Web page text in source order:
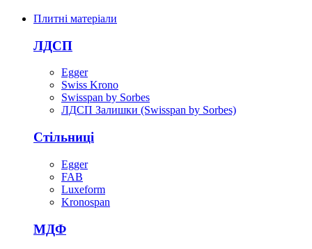
Плитні матеріали
ЛДСП
Egger
Swiss Krono
Swisspan by Sorbes
ЛДСП Залишки (Swisspan by Sorbes)
Стільниці
Egger
FAB
Luxeform
Kronospan
МДФ